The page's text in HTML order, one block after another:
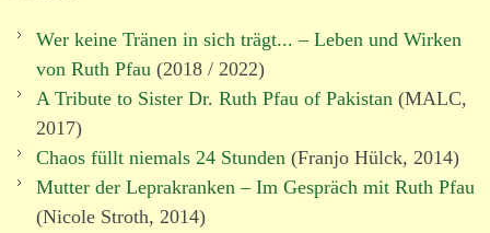
Wer keine Tränen in sich trägt... – Leben und Wirken
von Ruth Pfau (2018 / 2022)
A Tribute to Sister Dr. Ruth Pfau of Pakistan (MALC,
2017)
Chaos füllt niemals 24 Stunden (Franjo Hülck, 2014)
Mutter der Leprakranken – Im Gespräch mit Ruth Pfau
(Nicole Stroth, 2014)